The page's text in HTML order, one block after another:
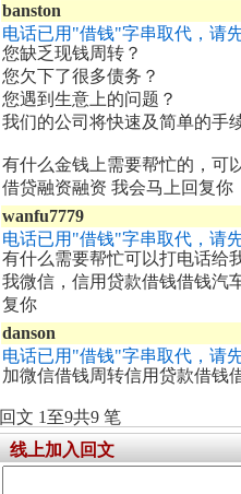
banston
电话已用"借钱"字串取代，请
您缺乏现钱周转？
您欠下了很多债务？
您遇到生意上的问题？
我们的公司将快速及简单的手
有什么金钱上需要帮忙的，可
借贷融资融资 我会马上回复你
wanfu7779
电话已用"借钱"字串取代，请
有什么需要帮忙可以打电话给
我微信，信用贷款借钱借钱汽
复你
danson
电话已用"借钱"字串取代，请
加微信借钱周转信用贷款借钱
回文 1至9共9 笔
线上加入回文